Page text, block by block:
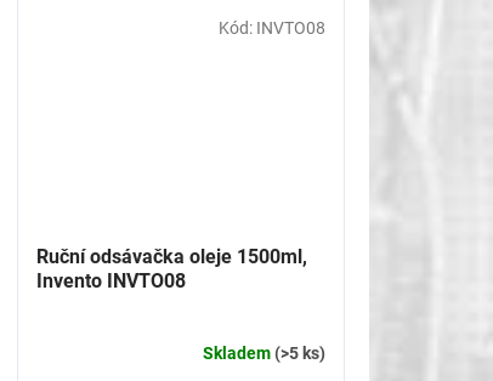
Ruční odsávačka oleje 1500ml,
Invento INVTO08
Skladem(>5 ks)
Kód: INVTO08